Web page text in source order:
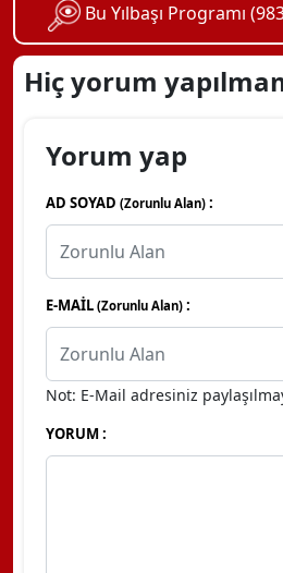
Bu Yılbaşı Programı
Hiç yorum
Yorum yap
AD SOYAD (Zorunlu Alan) :
E-MAİL (Zorunlu Alan) :
Not: E-Mail adresiniz
YORUM :